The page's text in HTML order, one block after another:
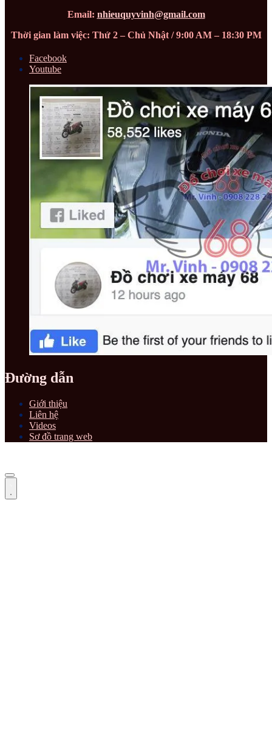
Email: nhieuquyvinh@gmail.com
Thời gian làm việc: Thứ 2 – Chủ Nhật / 9:00 AM – 18:30 PM
Facebook
Youtube
Đường dẫn
Giới thiệu
Liên hệ
Videos
Sơ đồ trang web